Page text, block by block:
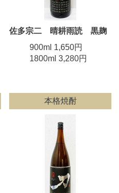
佐多宗二 晴耕雨読 黒麹
900ml 1,650円
1800ml 3,280円
本格焼酎